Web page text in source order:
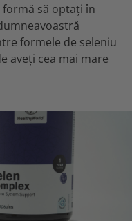
să optați în
formele de seleniu
aveți cea mai mare